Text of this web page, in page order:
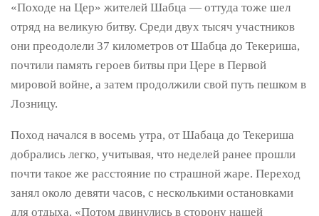
«Походе на Цер» жителей Шабца — оттуда тоже шел
отряд на великую битву. Среди двух тысяч участников
они преодолели 37 километров от Шабца до Текериша,
почтили память героев битвы при Цере в Первой
мировой войне, а затем продолжили свой путь пешком в
Лозницу.
Поход начался в восемь утра, от Шабаца до Текериша
добрались легко, учитывая, что неделей ранее прошли
почти такое же расстояние по страшной жаре. Переход
занял около девяти часов, с несколькими остановками
для отдыха. «Потом двинулись в сторону нашей